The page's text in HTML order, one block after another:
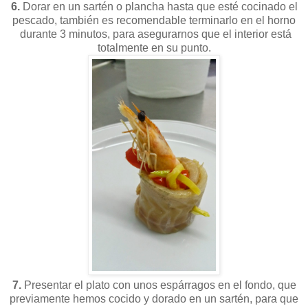
6. Dorar en un sartén o plancha hasta que esté cocinado el
pescado, también es recomendable terminarlo en el horno
durante 3 minutos, para asegurarnos que el interior está
totalmente en su punto.
7. Presentar el plato con unos espárragos en el fondo, que
previamente hemos cocido y dorado en un sartén, para que